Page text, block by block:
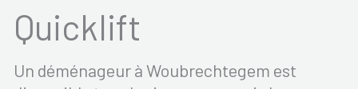
Quicklift
Un déménageur à Woubrechtegem est